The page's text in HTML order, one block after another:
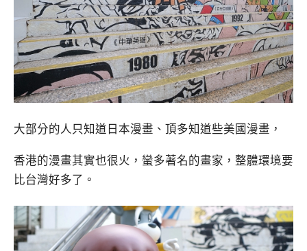
大部分的人只知道日本漫畫、頂多知道些美國漫畫，
香港的漫畫其實也很火，蠻多著名的畫家，整體環境要
比台灣好多了。